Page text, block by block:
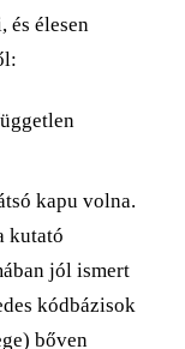
és élesen
kapu volna.
kutató
jól ismert
kódbázisok
bőven